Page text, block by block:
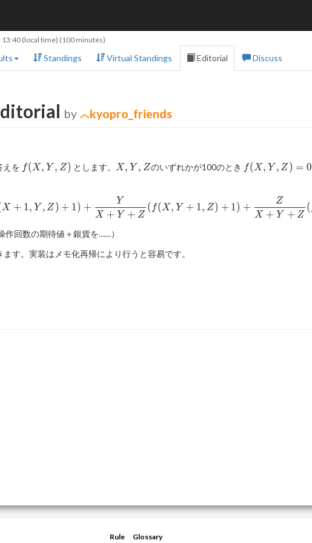
13:40(local time) (100 minutes)
Standings Virtual Standings Editorial Discuss
by kyopro_friends
えを f(X,Y,Z)
f(X, Y , Z ) とします。 X,Y,Z
X, Y , Zのいずれかが100のとき f(X,Y,Z)=0
f(X, Y , Z ) = 0
f(X,Y,Z)=
X + 1, Y , Z ) + 1) +
X + Y + Z
Y
( f(X, Y + 1, Z) + 1) +
X + Y + Z
Z
(
作回数の期待値＋銀貨を……）
す。実装はメモ化再帰により行うと容易です。
Rule Glossary